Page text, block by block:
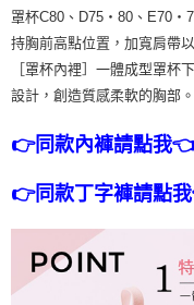
罩杯C80、D75・80、E70
持胸前高點位置，加寬肩帶
［罩杯內裡］一體成型罩杯
設計，創造質感柔軟的胸部
👉同款內褲請點我
👉同款丁字褲請點